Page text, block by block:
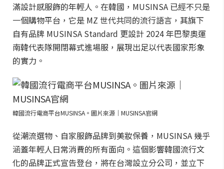
滿設計感服飾的年輕人。在韓國，MUSINSA 已經不只是
一個購物平台，它是 MZ 世代共同的流行語言，其旗下
自有品牌 MUSINSA Standard 更設計 2024 年巴黎奧運
南韓代表隊開閉幕式進場服，展現出足以代表國家形象
的實力。
韓國流行電商平台MUSINSA。圖片來源｜MUSINSA官網
從潮流選物、自家服飾品牌到美妝保養，MUSINSA 幾乎
涵蓋年輕人日常消費的所有面向。這個影響韓國流行文
化的品牌正式宣告登台，將在台灣設立分公司，並立下